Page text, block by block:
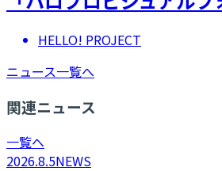
HELLO! PROJECT
ニュース一覧へ
関連ニュース
一覧へ
2026.8.5NEWS